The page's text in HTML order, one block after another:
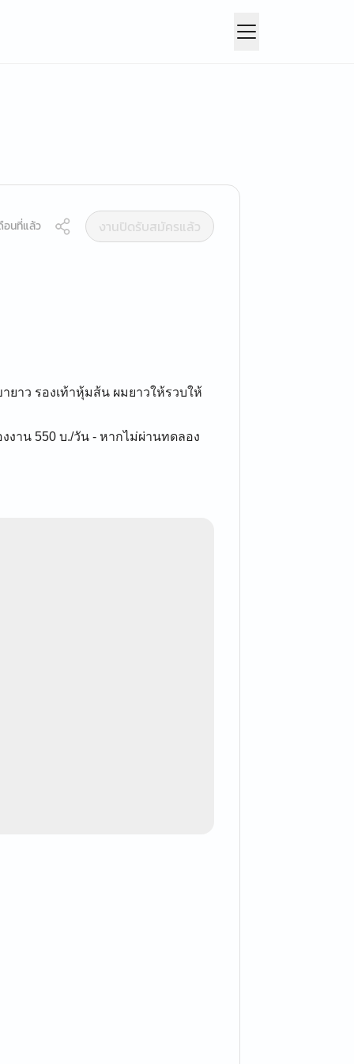
อนที่แล้ว งานปิดรับสมัครแล้ว
ยาว รองเท้าหุ้มส้น ผมยาวให้รวบให้
งาน 550 บ./วัน - หากไม่ผ่านทดลอง